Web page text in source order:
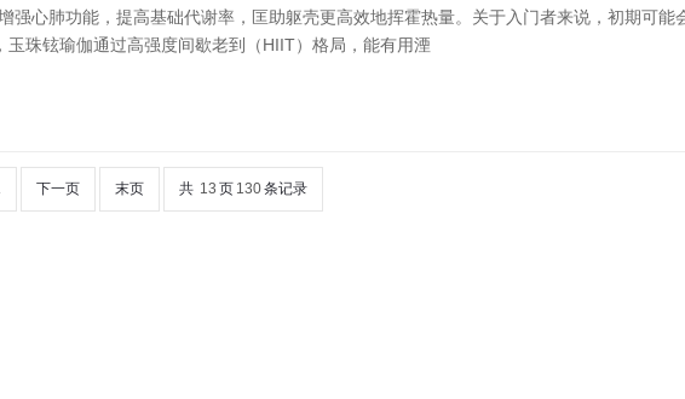
心肺功能，提高基础代谢率，匡助躯壳更高效地挥霍热量。关于入门者来说，初期可能
珠铉瑜伽通过高强度间歇老到（HIIT）格局，能有用湮
下一页 末页 共 13 页 130条记录